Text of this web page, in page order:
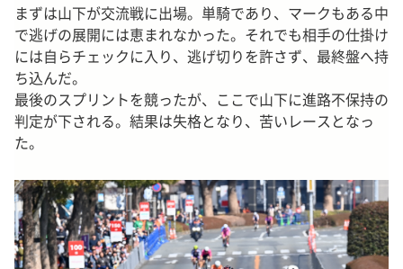
まずは山下が交流戦に出場。単騎であり、マークもある中
で逃げの展開には恵まれなかった。それでも相手の仕掛け
には自らチェックに入り、逃げ切りを許さず、最終盤へ持
ち込んだ。
最後のスプリントを競ったが、ここで山下に進路不保持の
判定が下される。結果は失格となり、苦いレースとなっ
た。